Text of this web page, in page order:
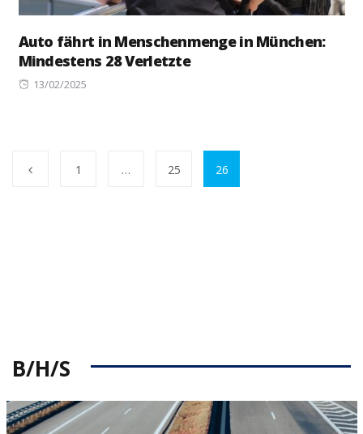
Auto fährt in Menschenmenge in München:
Mindestens 28 Verletzte
Posted
13/02/2025
1 … 25 26
B/H/S